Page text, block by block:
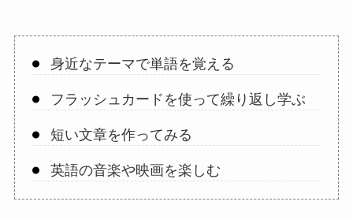
身近なテーマで単語を覚える
フラッシュカードを使って繰り返し学ぶ
短い文章を作ってみる
英語の音楽や映画を楽しむ